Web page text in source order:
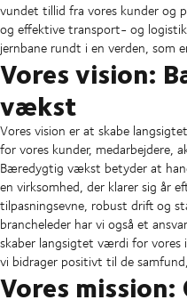
vundet tillid fra vores kunder og
og effektive transport- og
jernbane rundt i en verden, som
Vores vision:
vækst
Vores vision er at skabe
for vores kunder, medarbejdere,
Bæredygtig vækst betyder at
en virksomhed, der klarer sig år
tilpasningsevne, robust drift og
brancheleder har vi også et
skaber langsigtet værdi for vores
vi bidrager positivt til de
Vores